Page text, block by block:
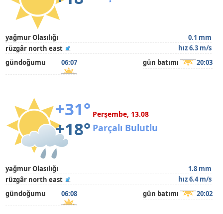
yağmur Olasılığı
0.1 mm
rüzgâr north east
hız 6.3 m/s
gündoğumu
06:07 gün batımı 20:03
+31°
+18°
Perşembe, 13.08
Parçalı Bulutlu
yağmur Olasılığı
1.8 mm
rüzgâr north east
hız 6.4 m/s
gündoğumu
06:08 gün batımı 20:02